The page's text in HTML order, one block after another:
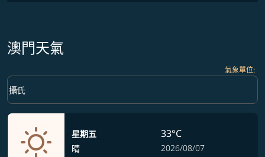
澳門天氣
氣象單位:
Weather unit option 攝氏 Selected
攝氏
keyboard_arrow_down
星期五
晴
33°C
2026/08/07